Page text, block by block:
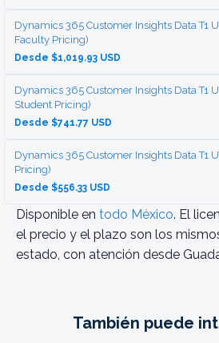
Dynamics 365 Customer Insights Data T1
Faculty Pricing)
Desde $1,019.93 USD
Dynamics 365 Customer Insights Data T1
Student Pricing)
Desde $741.77 USD
Dynamics 365 Customer Insights Data T1
Pricing)
Desde $556.33 USD
Disponible en todo México. El
el precio y el plazo son los
estado, con atención desde
También puede